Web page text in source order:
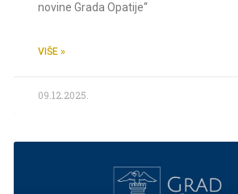
novine Grada Opatije“
VIŠE »
09.12.2025.